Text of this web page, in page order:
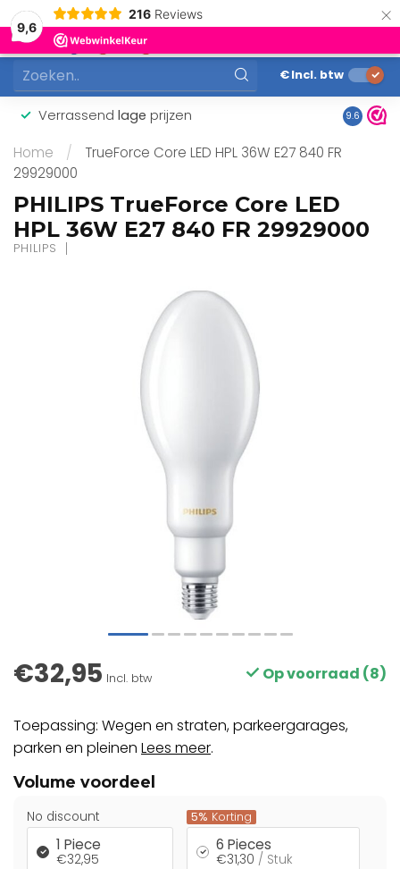
9,6
216 Reviews ×
MENU
0
€Incl. btw
Verrassend lage prijzen 9.6
Home /
TrueForce Core LED HPL 36W E27 840 FR
29929000
PHILIPS TrueForce Core LED
HPL 36W E27 840 FR 29929000
PHILIPS
€32,95 Incl. btw Op voorraad (8)
Toepassing: Wegen en straten, parkeergarages,
parken en pleinen Lees meer.
Volume voordeel
No discount
1 Piece
€32,95
5% Korting
6 Pieces
€31,30 / Stuk